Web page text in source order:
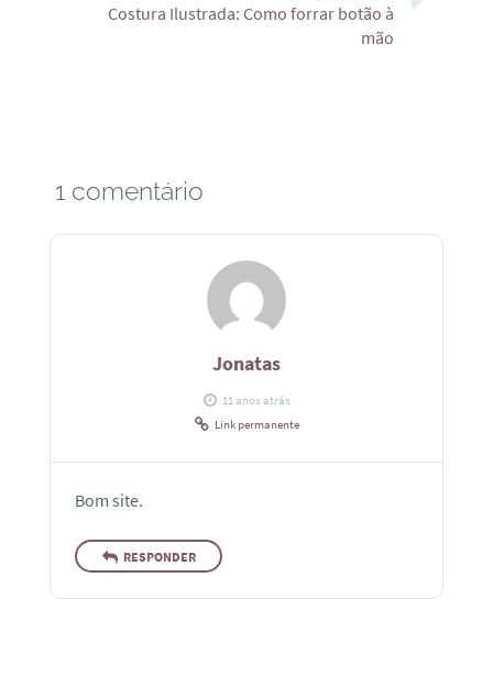
Costura Ilustrada: Como forrar botão à
mão
1 comentário
Jonatas
11 anos atrás
Link permanente
Bom site.
RESPONDER